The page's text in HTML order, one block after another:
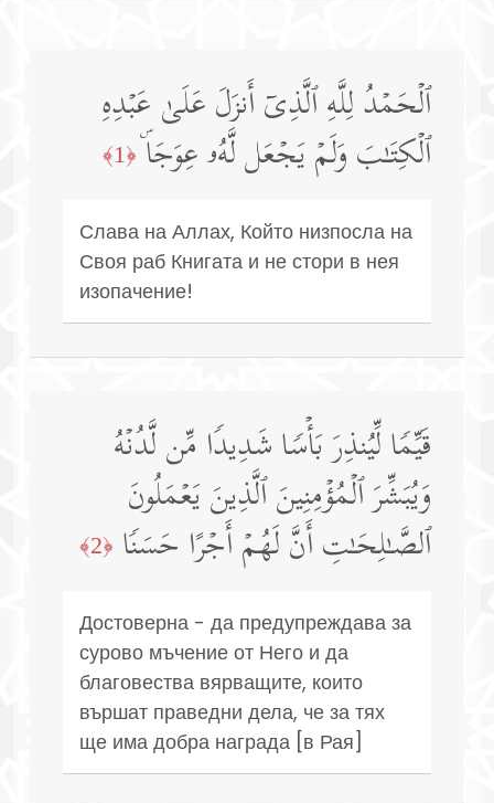
ٱلۡحَمۡدُ لِلَّهِ ٱلَّذِیۤ أَنزَلَ عَلَىٰ عَبۡدِهِ
ٱلۡكِتَـٰبَ وَلَمۡ یَجۡعَل لَّهُۥ عِوَجَاۜ ﴿1﴾
Слава на Аллах, Който низпосла на
Своя раб Книгата и не стори в нея
изопачение!
قَیِّمࣰا لِّیُنذِرَ بَأۡسࣰا شَدِیدࣰا مِّن لَّدُنۡهُ
وَیُبَشِّرَ ٱلۡمُؤۡمِنِینَ ٱلَّذِینَ یَعۡمَلُونَ
ٱلصَّـٰلِحَـٰتِ أَنَّ لَهُمۡ أَجۡرًا حَسَنࣰا ﴿2﴾
Достоверна - да предупреждава за
сурово мъчение от Него и да
благовества вярващите, които
вършат праведни дела, че за тях
ще има добра награда [в Рая]